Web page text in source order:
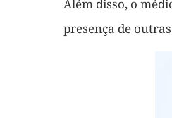
Além disso, o
presença de